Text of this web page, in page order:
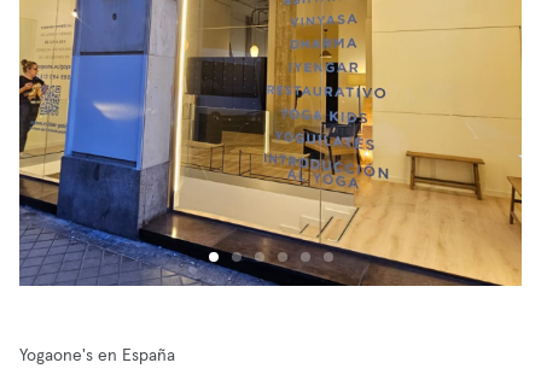
Yogaone's en España